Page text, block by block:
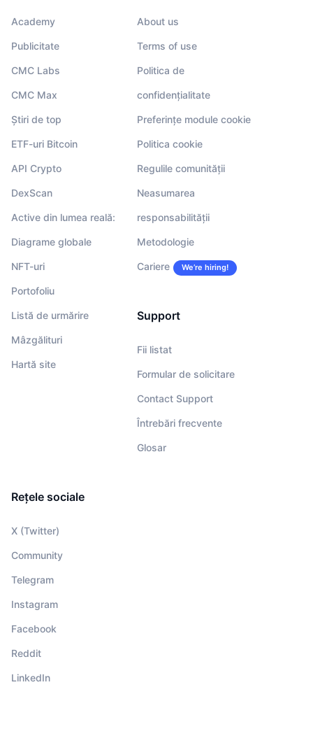
Academy
Publicitate
CMC Labs
CMC Max
Știri de top
ETF-uri Bitcoin
API Crypto
DexScan
Active din lumea reală:
Diagrame globale
NFT-uri
Portofoliu
Listă de urmărire
Mâzgălituri
Hartă site
About us
Terms of use
Politica de
confidențialitate
Preferințe module cookie
Politica cookie
Regulile comunității
Neasumarea
responsabilității
Metodologie
Cariere We’re hiring!
Support
Fii listat
Formular de solicitare
Contact Support
Întrebări frecvente
Glosar
Rețele sociale
X (Twitter)
Community
Telegram
Instagram
Facebook
Reddit
LinkedIn